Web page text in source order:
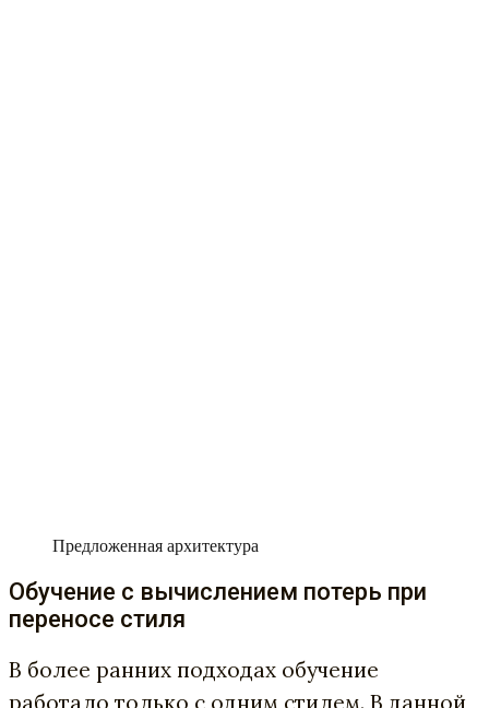
Предложенная архитектура
Обучение с вычислением потерь при
переносе стиля
В более ранних подходах обучение
работало только с одним стилем. В данной